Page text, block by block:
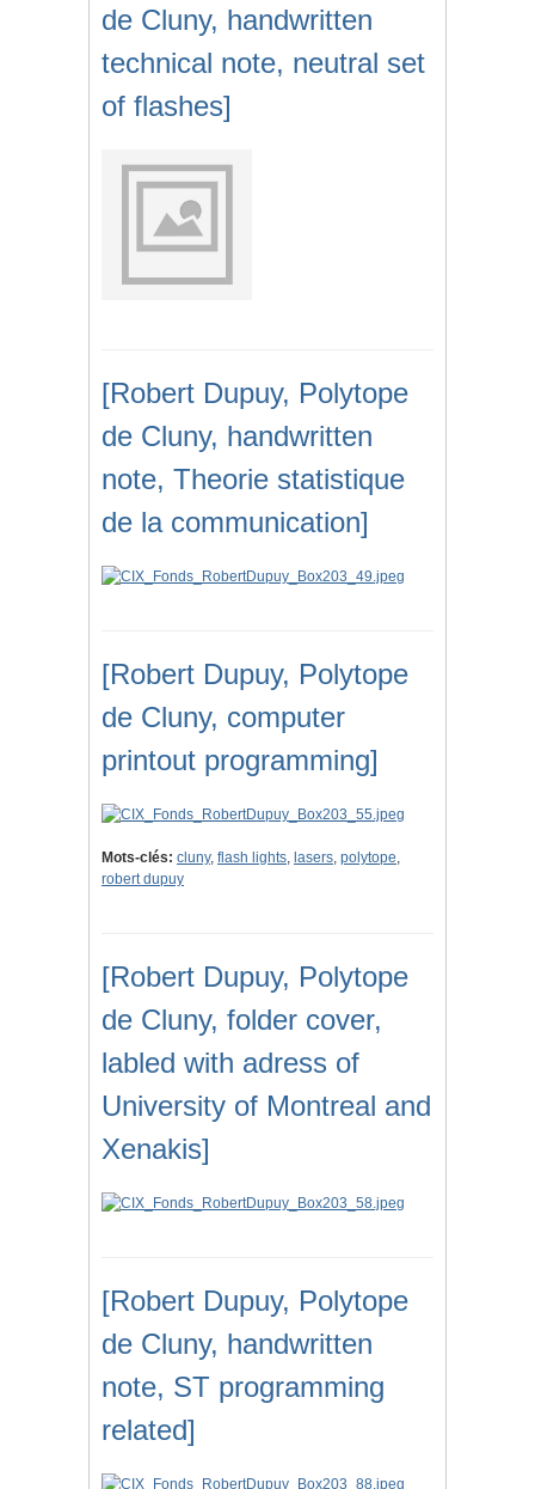
de Cluny, handwritten
technical note, neutral set
of flashes]
[Robert Dupuy, Polytope
de Cluny, handwritten
note, Theorie statistique
de la communication]
[Robert Dupuy, Polytope
de Cluny, computer
printout programming]
Mots-clés: cluny, flash lights, lasers, polytope,
robert dupuy
[Robert Dupuy, Polytope
de Cluny, folder cover,
labled with adress of
University of Montreal and
Xenakis]
[Robert Dupuy, Polytope
de Cluny, handwritten
note, ST programming
related]